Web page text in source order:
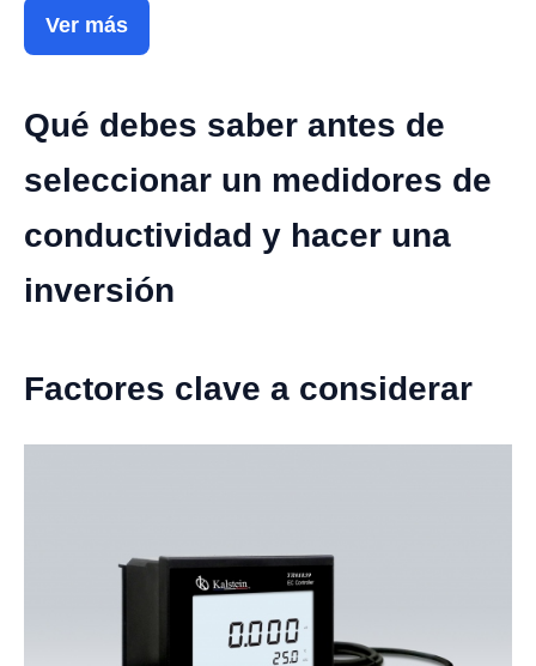
Ver más
Qué debes saber antes de
seleccionar un medidores de
conductividad y hacer una
inversión
Factores clave a considerar